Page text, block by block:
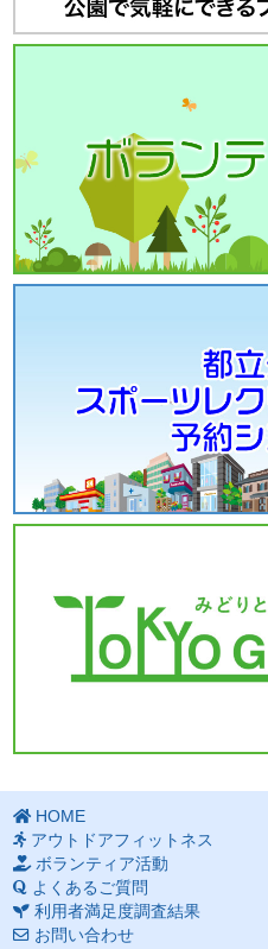
HOME
アウトドアフィットネス
ボランティア活動
よくあるご質問
利用者満足度調査結果
お問い合わせ